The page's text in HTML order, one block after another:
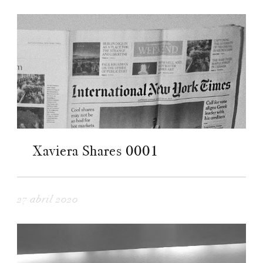
Xaviera Shares 0001
27 abril 2020